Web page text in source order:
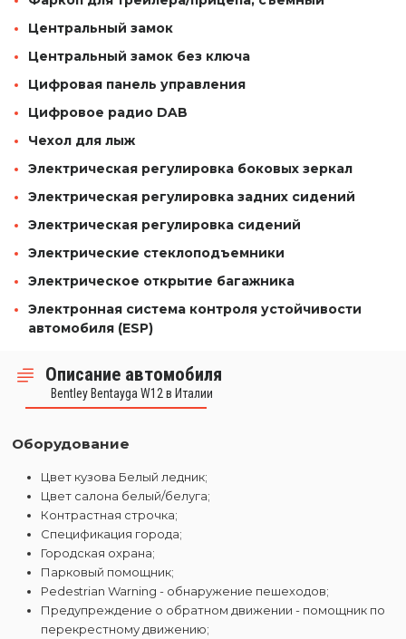
Центральный замок
Центральный замок без ключа
Цифровая панель управления
Цифровое радио DAB
Чехол для лыж
Электрическая регулировка боковых зеркал
Электрическая регулировка задних сидений
Электрическая регулировка сидений
Электрические стеклоподъемники
Электрическое открытие багажника
Электронная система контроля устойчивости
автомобиля (ESP)
Описание автомобиля
Bentley Bentayga W12 в Италии
Оборудование
Цвет кузова Белый ледник;
Цвет салона белый/белуга;
Контрастная строчка;
Спецификация города;
Городская охрана;
Парковый помощник;
Pedestrian Warning - обнаружение пешеходов;
Предупреждение о обратном движении - помощник по
перекрестному движению;